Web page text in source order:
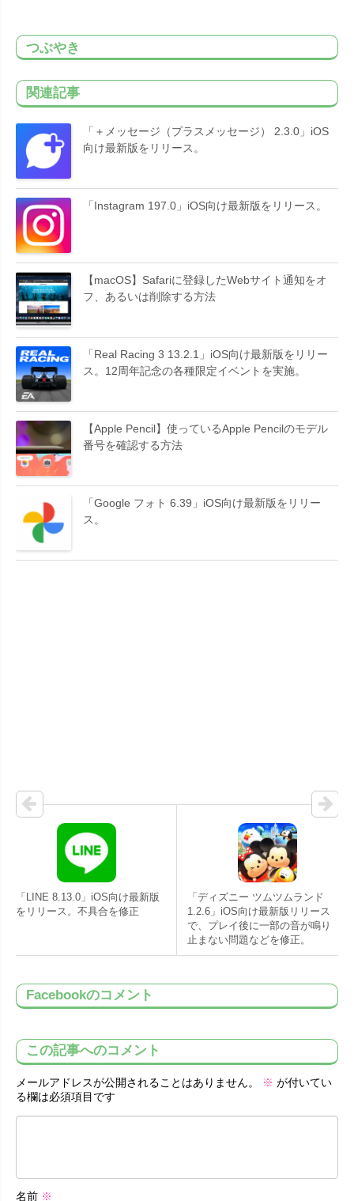
つぶやき
関連記事
「＋メッセージ（プラスメッセージ） 2.3.0」iOS
向け最新版をリリース。
「Instagram 197.0」iOS向け最新版をリリース。
【macOS】Safariに登録したWebサイト通知をオ
フ、あるいは削除する方法
「Real Racing 3 13.2.1」iOS向け最新版をリリー
ス。12周年記念の各種限定イベントを実施。
【Apple Pencil】使っているApple Pencilのモデル
番号を確認する方法
「Google フォト 6.39」iOS向け最新版をリリー
ス。
「LINE 8.13.0」iOS向け最新版
をリリース。不具合を修正
「ディズニー ツムツムランド
1.2.6」iOS向け最新版リリース
で、プレイ後に一部の音が鳴り
止まない問題などを修正。
Facebookのコメント
この記事へのコメント
メールアドレスが公開されることはありません。 ※ が付いてい
る欄は必須項目です
名前 ※